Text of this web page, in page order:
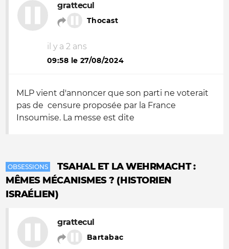
grattecul
Thocast
il y a 2 ans
09:58 le 27/08/2024
MLP vient d'annoncer que son parti ne voterait
pas de censure proposée par la France
Insoumise. La messe est dite
OBSESSIONS
TSAHAL ET LA WEHRMACHT :
MÊMES MÉCANISMES ? (HISTORIEN
ISRAÉLIEN)
grattecul
Bartabac